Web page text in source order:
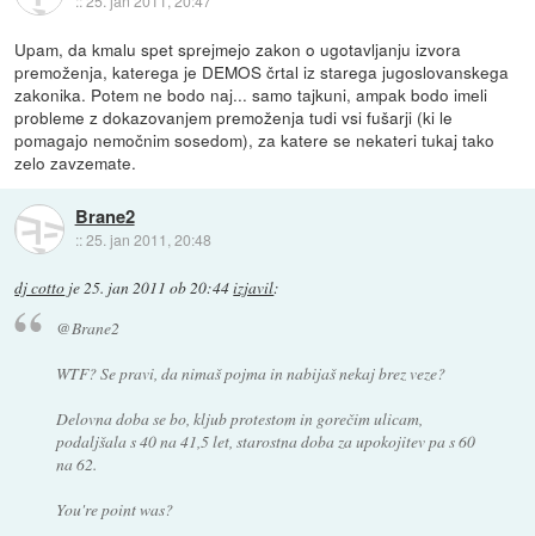
Upam, da kmalu spet sprejmejo zakon o ugotavljanju izvora
premoženja, katerega je DEMOS črtal iz starega jugoslovanskega
zakonika. Potem ne bodo naj... samo tajkuni, ampak bodo imeli
probleme z dokazovanjem premoženja tudi vsi fušarji (ki le
pomagajo nemočnim sosedom), za katere se nekateri tukaj tako
zelo zavzemate.
Brane2
::25. jan 2011, 20:48
dj cotto je25. jan 2011 ob 20:44izjavil:
@Brane2
WTF? Se pravi, da nimaš pojma in nabijaš nekaj brez veze?
Delovna doba se bo, kljub protestom in gorečim ulicam,
podaljšala s 40 na 41,5 let, starostna doba za upokojitev pa s 60
na 62.
You're point was?